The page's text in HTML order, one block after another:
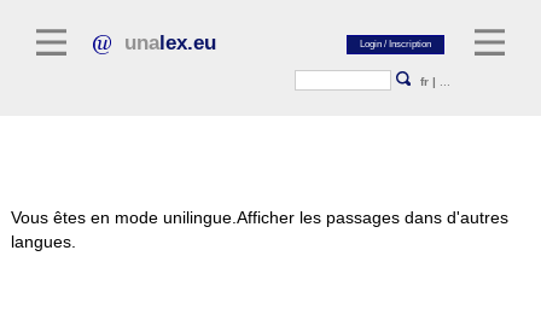
unalex.eu
fr |
Vous êtes en mode unilingue. Afficher les passages dans d'autres
langues.